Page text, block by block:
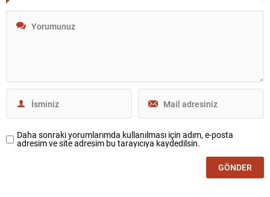
Daha sonraki yorumlarımda kullanılması için adım, e-posta
adresim ve site adresim bu tarayıcıya kaydedilsin.